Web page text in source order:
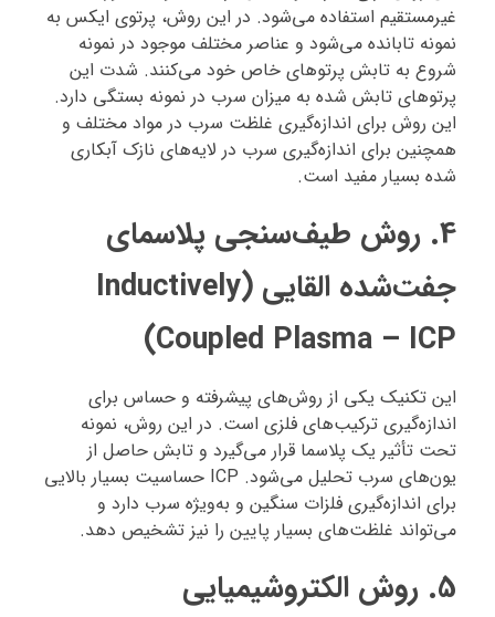
غیرمستقیم استفاده می‌شود. در این روش، پرتوی ایکس به
نمونه تابانده می‌شود و عناصر مختلف موجود در نمونه
شروع به تابش پرتوهای خاص خود می‌کنند. شدت این
پرتوهای تابش شده به میزان سرب در نمونه بستگی دارد.
این روش برای اندازه‌گیری غلظت سرب در مواد مختلف و
همچنین برای اندازه‌گیری سرب در لایه‌های نازک آبکاری
شده بسیار مفید است.
4. روش طیف‌سنجی پلاسمای
جفت‌شده القایی (Inductively
Coupled Plasma – ICP)
این تکنیک یکی از روش‌های پیشرفته و حساس برای
اندازه‌گیری ترکیب‌های فلزی است. در این روش، نمونه
تحت تأثیر یک پلاسما قرار می‌گیرد و تابش حاصل از
یون‌های سرب تحلیل می‌شود. ICP حساسیت بسیار بالایی
برای اندازه‌گیری فلزات سنگین و به‌ویژه سرب دارد و
می‌تواند غلظت‌های بسیار پایین را نیز تشخیص دهد.
5. روش الکتروشیمیایی